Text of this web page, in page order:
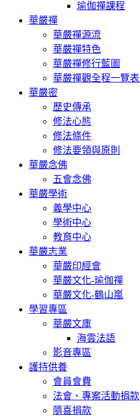
瑜伽禪課程
華嚴禪
華嚴禪源流
華嚴禪特色
華嚴禪修行藍圖
華嚴禪觀全程一覽表
華嚴密
歷史傳承
修法心態
修法條件
修法要領與原則
華嚴念佛
五會念佛
華嚴學術
義學中心
學術中心
教育中心
華嚴志業
華嚴印經會
華嚴文化-瑜伽禪
華嚴文化-鶴山嵐
學習專區
華嚴文庫
海雲法語
影音專區
護持供養
會員會費
法會、專案活動捐款
隨喜捐款